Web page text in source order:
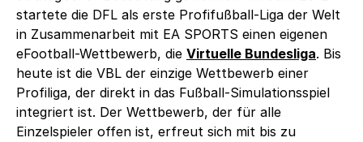
startete die DFL als erste Profifußball-Liga der Welt
in Zusammenarbeit mit EA SPORTS einen eigenen
eFootball-Wettbewerb, die Virtuelle Bundesliga. Bis
heute ist die VBL der einzige Wettbewerb einer
Profiliga, der direkt in das Fußball-Simulationsspiel
integriert ist. Der Wettbewerb, der für alle
Einzelspieler offen ist, erfreut sich mit bis zu